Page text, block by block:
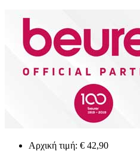
Αρχική τιμή: € 42,90